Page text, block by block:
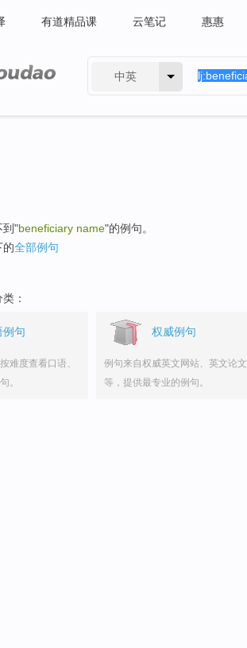
有道精品课 云笔记 惠惠
中英
到"beneficiary name"的例句。
的全部例句
：
例句
难度查看口语、
。
权威例句
例句来自权威英文网站、英文论文
等，提供最专业的例句。